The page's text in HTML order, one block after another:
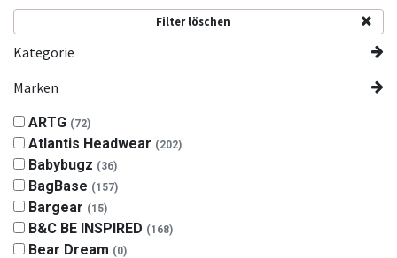
Filter löschen
Kategorie
Marken
ARTG (72)
Atlantis Headwear (202)
Babybugz (36)
BagBase (157)
Bargear (15)
B&C BE INSPIRED (168)
Bear Dream (0)